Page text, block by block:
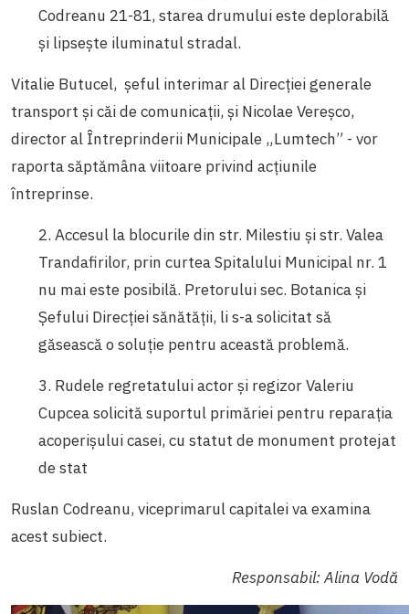
Codreanu 21-81, starea drumului este deplorabilă
și lipsește iluminatul stradal.
Vitalie Butucel, şeful interimar al Direcției generale
transport și căi de comunicații, şi Nicolae Vereşco,
director al Întreprinderii Municipale „Lumtech” - vor
raporta săptămâna viitoare privind acțiunile
întreprinse.
2. Accesul la blocurile din str. Milestiu şi str. Valea
Trandafirilor, prin curtea Spitalului Municipal nr. 1
nu mai este posibilă. Pretorului sec. Botanica și
Șefului Direcției sănătăţii, li s-a solicitat să
găsească o soluție pentru această problemă.
3. Rudele regretatului actor şi regizor Valeriu
Cupcea solicită suportul primăriei pentru reparația
acoperișului casei, cu statut de monument protejat
de stat
Ruslan Codreanu, viceprimarul capitalei va examina
acest subiect.
Responsabil: Alina Vodă